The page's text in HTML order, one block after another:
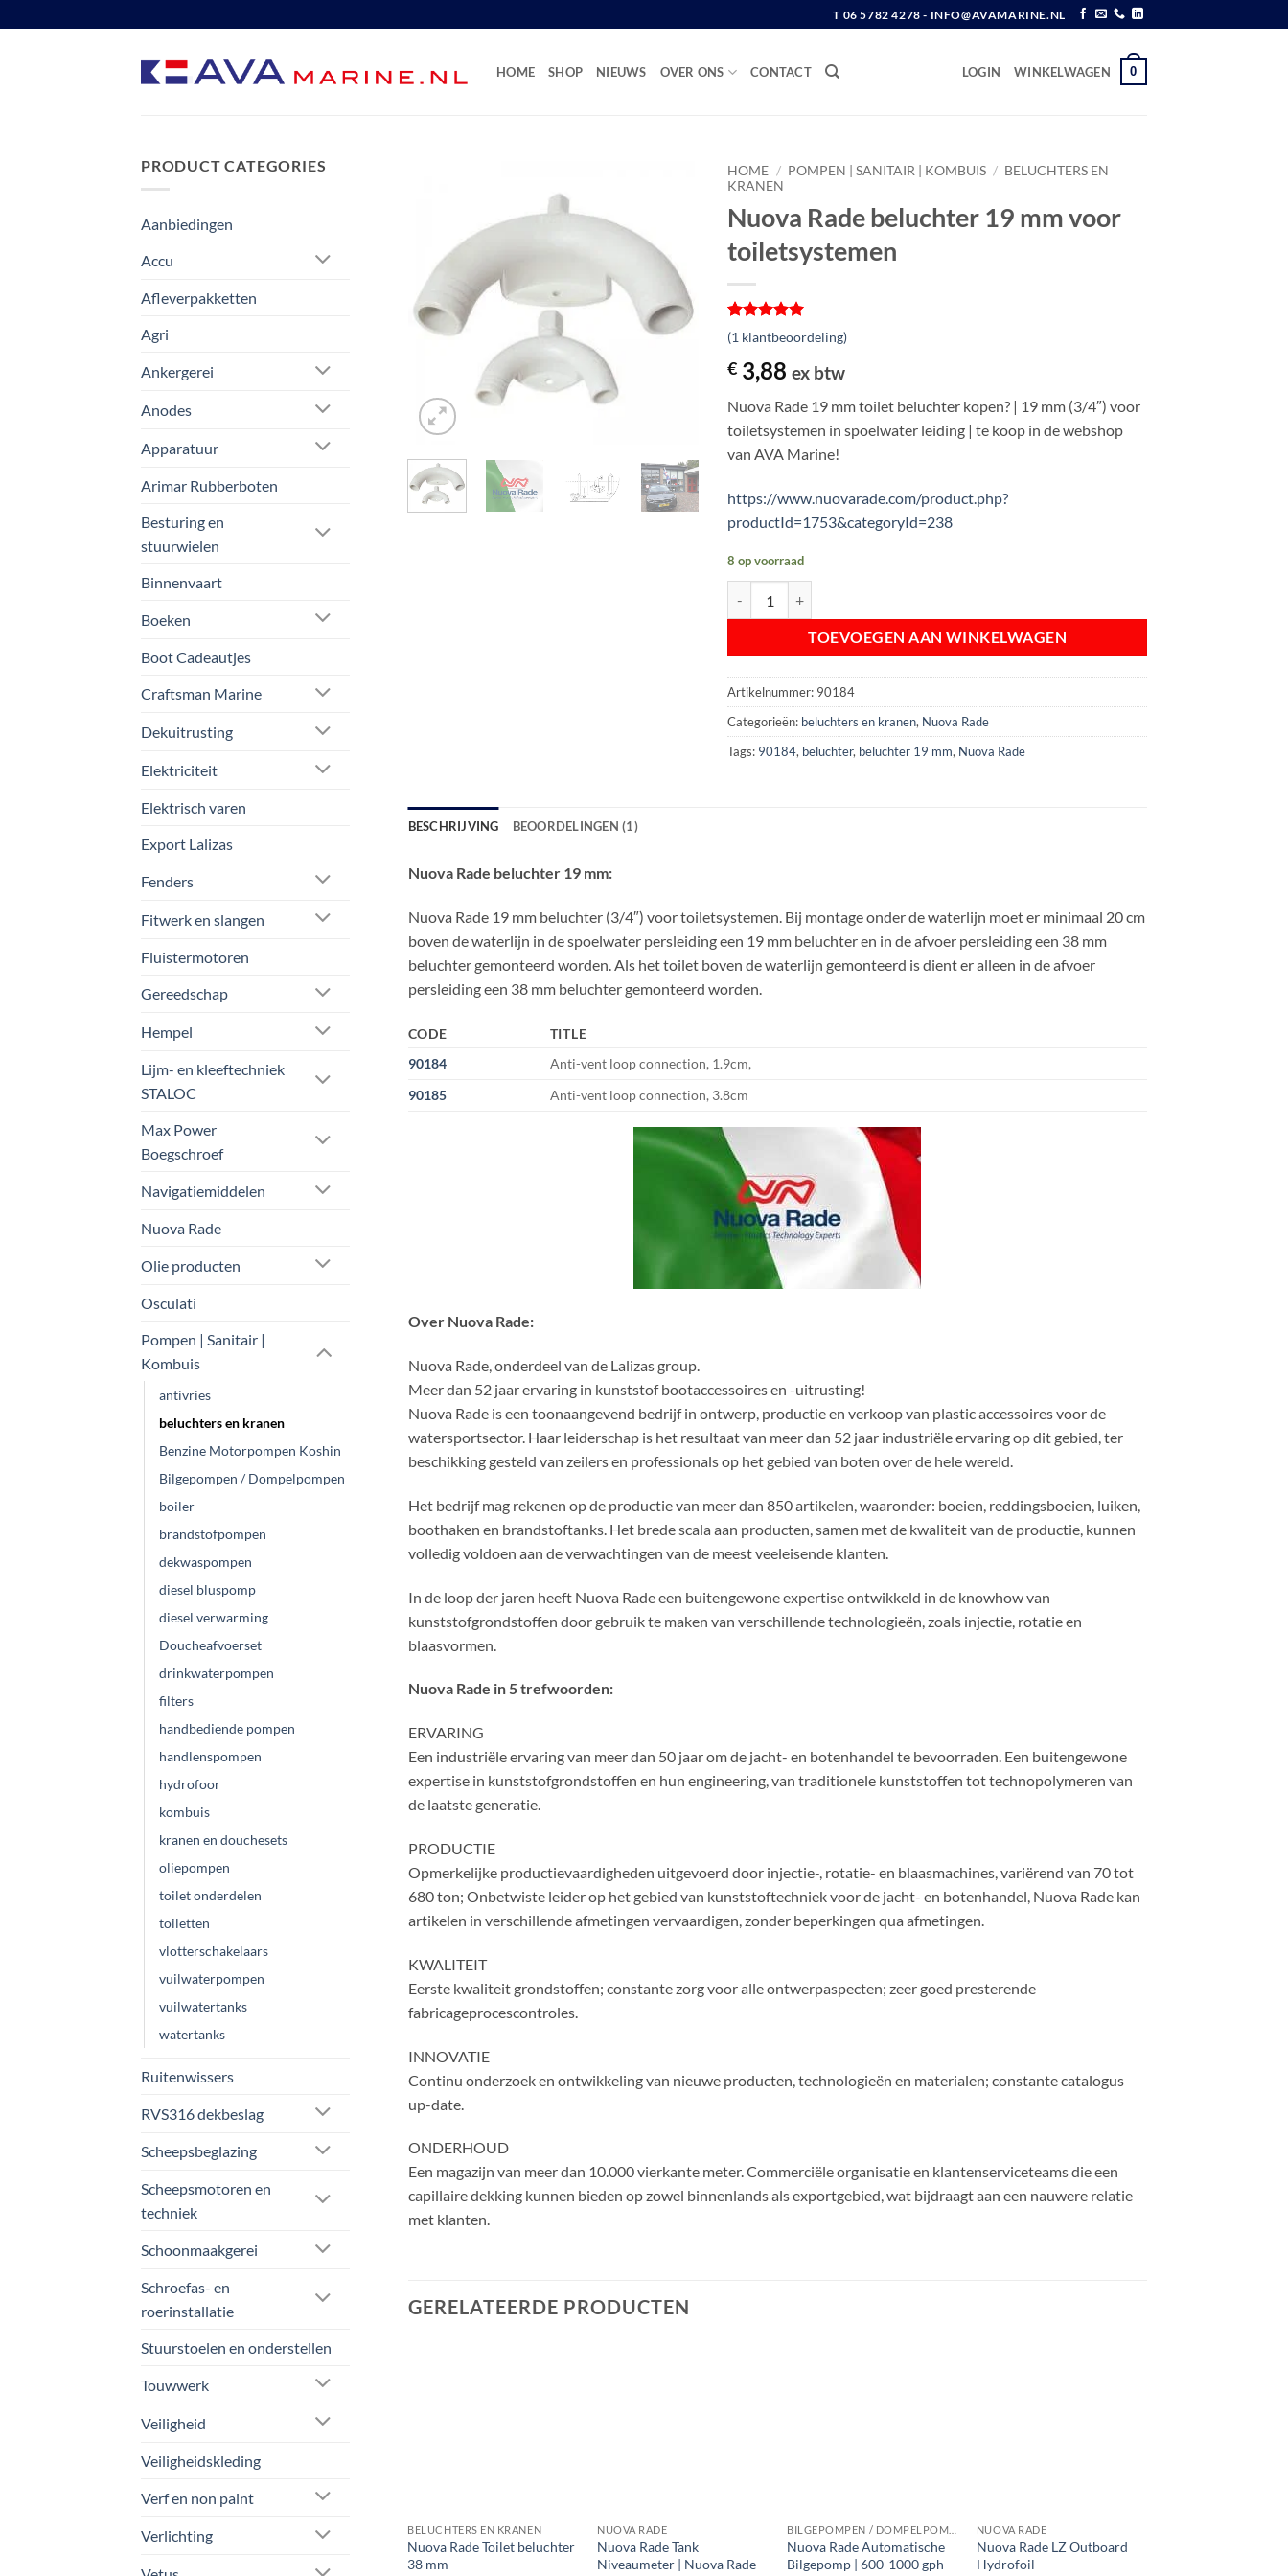
naar
T 06 5782 4278 - INFO@AVAMARINE.NL
HOME SHOP NIEUWS OVER ONS CONTACT LOGIN WINKELWAGEN 0
PRODUCT CATEGORIES
Aanbiedingen
Accu
Afleverpakketten
Agri
Ankergerei
Anodes
Apparatuur
Arimar Rubberboten
Besturing en
stuurwielen
Binnenvaart
Boeken
Boot Cadeautjes
Craftsman Marine
Dekuitrusting
Elektriciteit
Elektrisch varen
Export Lalizas
Fenders
Fitwerk en slangen
Fluistermotoren
Gereedschap
Hempel
Lijm- en kleeftechniek
STALOC
Max Power
Boegschroef
Navigatiemiddelen
Nuova Rade
Olie producten
Osculati
Pompen | Sanitair |
Kombuis
antivries
beluchters en kranen
Benzine Motorpompen Koshin
Bilgepompen / Dompelpompen
boiler
brandstofpompen
dekwaspompen
diesel bluspomp
diesel verwarming
Doucheafvoerset
drinkwaterpompen
filters
handbediende pompen
handlenspompen
hydrofoor
kombuis
kranen en douchesets
oliepompen
toilet onderdelen
toiletten
vlotterschakelaars
vuilwaterpompen
vuilwatertanks
watertanks
Ruitenwissers
RVS316 dekbeslag
Scheepsbeglazing
Scheepsmotoren en
techniek
Schoonmaakgerei
Schroefas- en
roerinstallatie
Stuurstoelen en onderstellen
Touwwerk
Veiligheid
Veiligheidskleding
Verf en non paint
Verlichting
HOME / POMPEN | SANITAIR | KOMBUIS / BELUCHTERS EN
KRANEN
Nuova Rade beluchter 19 mm voor
toiletsystemen
Gewaardeerd
5op 5
gebaseerd
op
1
(1 klantbeoordeling)
€ 3,88 ex btw
Nuova Rade 19 mm toilet beluchter kopen? | 19 mm (3/4″) voor
toiletsystemen in spoelwater leiding | te koop in de webshop
van AVA Marine!
https://www.nuovarade.com/product.php?
productId=1753&categoryId=238
8 op voorraad
TOEVOEGEN AAN WINKELWAGEN
Artikelnummer: 90184
Categorieën: beluchters en kranen, Nuova Rade
Tags: 90184, beluchter, beluchter 19 mm, Nuova Rade
BESCHRIJVING BEOORDELINGEN (1)
Nuova Rade beluchter 19 mm:
Nuova Rade 19 mm beluchter (3/4″) voor toiletsystemen. Bij montage onder de waterlijn moet er minimaal 20 cm
boven de waterlijn in de spoelwater persleiding een 19 mm beluchter en in de afvoer persleiding een 38 mm
beluchter gemonteerd worden. Als het toilet boven de waterlijn gemonteerd is dient er alleen in de afvoer
persleiding een 38 mm beluchter gemonteerd worden.
CODE
TITLE
90184
Anti-vent loop connection, 1.9cm,
90185
Anti-vent loop connection, 3.8cm
Over Nuova Rade:
Nuova Rade, onderdeel van de Lalizas group.
Meer dan 52 jaar ervaring in kunststof bootaccessoires en -uitrusting!
Nuova Rade is een toonaangevend bedrijf in ontwerp, productie en verkoop van plastic accessoires voor de
watersportsector. Haar leiderschap is het resultaat van meer dan 52 jaar industriële ervaring op dit gebied, ter
beschikking gesteld van zeilers en professionals op het gebied van boten over de hele wereld.
Het bedrijf mag rekenen op de productie van meer dan 850 artikelen, waaronder: boeien, reddingsboeien, luiken,
boothaken en brandstoftanks. Het brede scala aan producten, samen met de kwaliteit van de productie, kunnen
volledig voldoen aan de verwachtingen van de meest veeleisende klanten.
In de loop der jaren heeft Nuova Rade een buitengewone expertise ontwikkeld in de knowhow van
kunststofgrondstoffen door gebruik te maken van verschillende technologieën, zoals injectie, rotatie en
blaasvormen.
Nuova Rade in 5 trefwoorden:
ERVARING
Een industriële ervaring van meer dan 50 jaar om de jacht- en botenhandel te bevoorraden. Een buitengewone
expertise in kunststofgrondstoffen en hun engineering, van traditionele kunststoffen tot technopolymeren van
de laatste generatie.
PRODUCTIE
Opmerkelijke productievaardigheden uitgevoerd door injectie-, rotatie- en blaasmachines, variërend van 70 tot
680 ton; Onbetwiste leider op het gebied van kunststoftechniek voor de jacht- en botenhandel, Nuova Rade kan
artikelen in verschillende afmetingen vervaardigen, zonder beperkingen qua afmetingen.
KWALITEIT
Eerste kwaliteit grondstoffen; constante zorg voor alle ontwerpaspecten; zeer goed presterende
fabricageprocescontroles.
INNOVATIE
Continu onderzoek en ontwikkeling van nieuwe producten, technologieën en materialen; constante catalogus
up-date.
ONDERHOUD
Een magazijn van meer dan 10.000 vierkante meter. Commerciële organisatie en klantenserviceteams die een
capillaire dekking kunnen bieden op zowel binnenlands als exportgebied, wat bijdraagt ​​aan een nauwere relatie
met klanten.
GERELATEERDE PRODUCTEN
BELUCHTERS EN KRANEN
Nuova Rade Toilet beluchter
38 mm
NUOVA RADE
Nuova Rade Tank
Niveaumeter | Nuova Rade
Nuova Rade Automatische
Bilgepomp | 600-1000 gph
NUOVA RADE
Nuova Rade LZ Outboard
Hydrofoil
OPBERGVATEN EN JERRYCANS
Nuova Rade JERRYCAN |
BELUCHTERS EN KRANEN